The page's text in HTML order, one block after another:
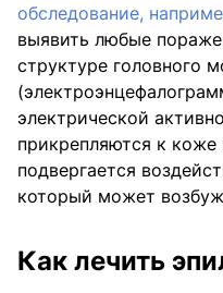
обследование,
выявить любые
структуре головного
электрической
прикрепляются к коже
подвергается
который может
Как лечить